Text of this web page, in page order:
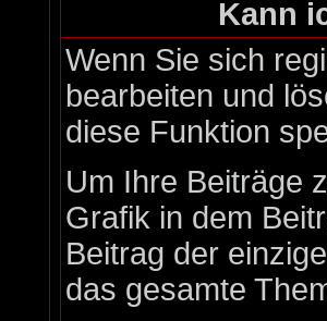
Kann
Wenn Sie sich
bearbeiten und
diese Funktion
Um Ihre Beiträge
Grafik in dem
Beitrag der
das gesamte